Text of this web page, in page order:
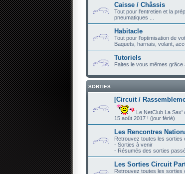
Caisse / Châssis
Tout pour l'entretien et la
pneumatiques ...
Habitacle
Tout pour l'optimisation de
Baquets, harnais, volant,
Tutoriels
Faites le vous mêmes grâce
SORTIES
[Circuit /
Le NetClub La
15 août 2017 ! (jour férié)
Les Rencontres
Retrouvez toutes les sorties
- Sorties à venir
- Résumés des sorties
Les Sorties Circuit
Retrouvez toutes les sorties